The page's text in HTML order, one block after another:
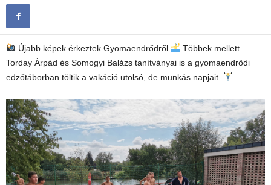
Újabb képek érkeztek Gyomaendrődről
Többek mellett
Torday Árpád és Somogyi Balázs tanítványai is a gyomaendrődi
edzőtáborban töltik a vakáció utolsó, de munkás napjait.